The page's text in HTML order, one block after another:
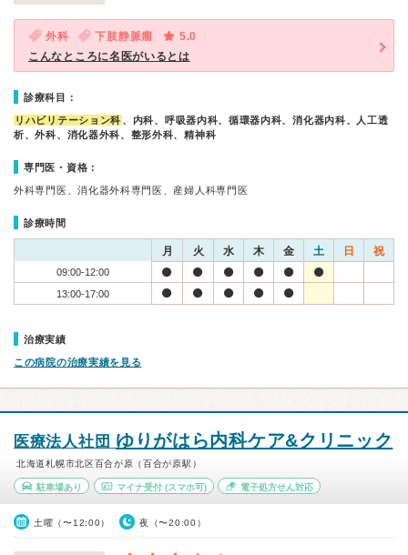
外科 下肢静脈瘤
5.0
こんなところに名医がいるとは
診療科目：
リハビリテーション科 、内科、呼吸器内科、循環器内科、消化器内科、人工透
析、外科、消化器外科、整形外科、精神科
専門医・資格：
外科専門医、消化器外科専門医、産婦人科専門医
診療時間
月 火 水 木 金 土 日 祝
09:00-12:00
13:00-17:00
治療実績
この病院の治療実績を見る
医療法人社団 ゆりがはら内科ケア&クリニック
北海道札幌市北区百合が原（百合が原駅）
駐車場あり マイナ受付(スマホ可) 電子処方せん対応
土曜（〜12:00） 夜（〜20:00）